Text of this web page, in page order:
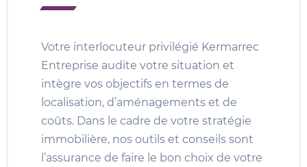
Votre interlocuteur privilégié Kermarrec
Entreprise audite votre situation et
intègre vos objectifs en termes de
localisation, d’aménagements et de
coûts. Dans le cadre de votre stratégie
immobilière, nos outils et conseils sont
l’assurance de faire le bon choix de votre